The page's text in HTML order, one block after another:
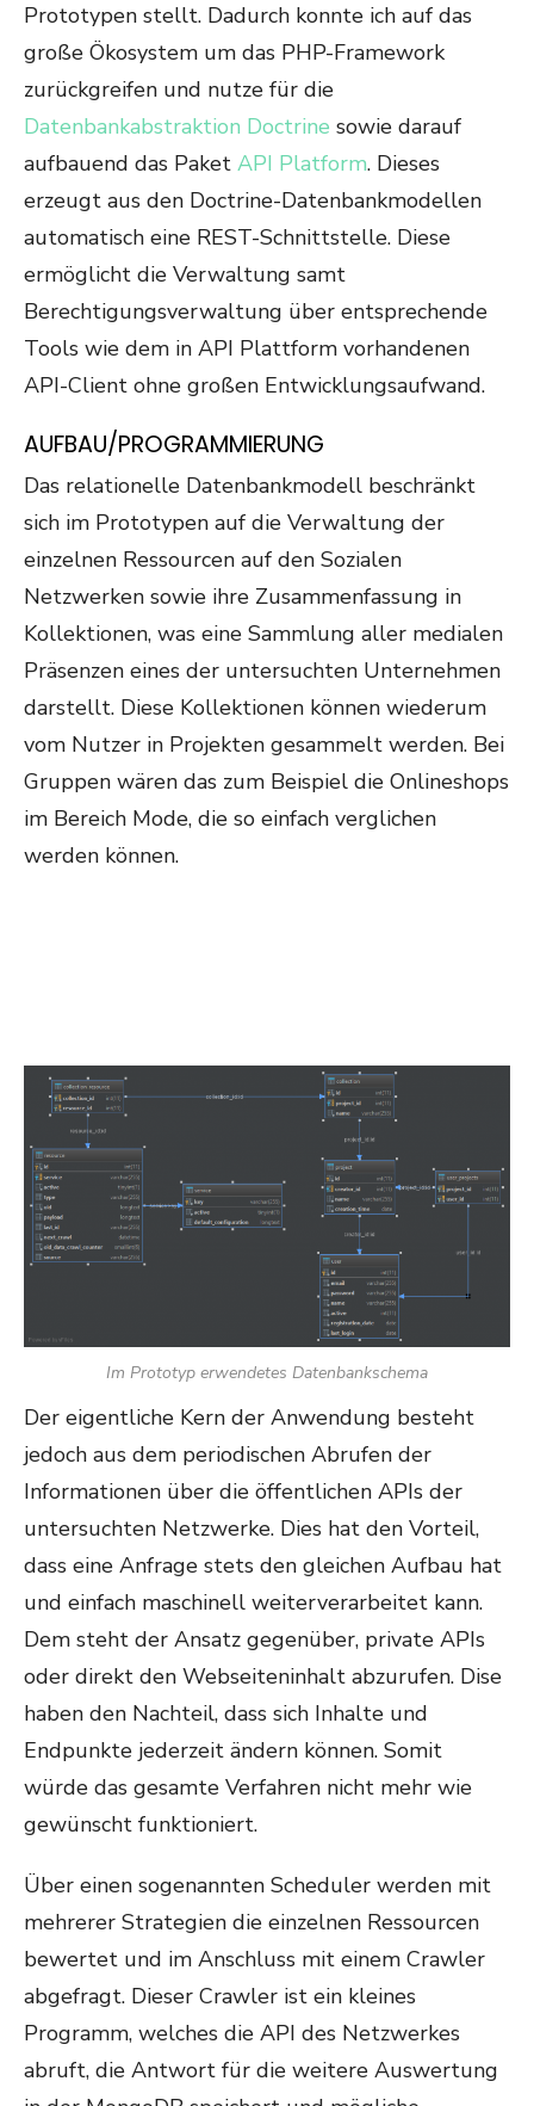
Prototypen stellt. Dadurch konnte ich auf das
große Ökosystem um das PHP-Framework
zurückgreifen und nutze für die
Datenbankabstraktion Doctrine sowie darauf
aufbauend das Paket API Platform. Dieses
erzeugt aus den Doctrine-Datenbankmodellen
automatisch eine REST-Schnittstelle. Diese
ermöglicht die Verwaltung samt
Berechtigungsverwaltung über entsprechende
Tools wie dem in API Plattform vorhandenen
API-Client ohne großen Entwicklungsaufwand.
AUFBAU/PROGRAMMIERUNG
Das relationelle Datenbankmodell beschränkt
sich im Prototypen auf die Verwaltung der
einzelnen Ressourcen auf den Sozialen
Netzwerken sowie ihre Zusammenfassung in
Kollektionen, was eine Sammlung aller medialen
Präsenzen eines der untersuchten Unternehmen
darstellt. Diese Kollektionen können wiederum
vom Nutzer in Projekten gesammelt werden. Bei
Gruppen wären das zum Beispiel die Onlineshops
im Bereich Mode, die so einfach verglichen
werden können.
Im Prototyp erwendetes Datenbankschema
Der eigentliche Kern der Anwendung besteht
jedoch aus dem periodischen Abrufen der
Informationen über die öffentlichen APIs der
untersuchten Netzwerke. Dies hat den Vorteil,
dass eine Anfrage stets den gleichen Aufbau hat
und einfach maschinell weiterverarbeitet kann.
Dem steht der Ansatz gegenüber, private APIs
oder direkt den Webseiteninhalt abzurufen. Dise
haben den Nachteil, dass sich Inhalte und
Endpunkte jederzeit ändern können. Somit
würde das gesamte Verfahren nicht mehr wie
gewünscht funktioniert.
Über einen sogenannten Scheduler werden mit
mehrerer Strategien die einzelnen Ressourcen
bewertet und im Anschluss mit einem Crawler
abgefragt. Dieser Crawler ist ein kleines
Programm, welches die API des Netzwerkes
abruft, die Antwort für die weitere Auswertung